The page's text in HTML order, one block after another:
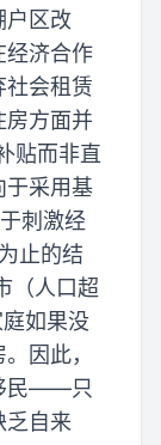
户区改
经济合作
社会租赁
房方面并
贴而非直
于采用基
刺激经
止的结
（人口超
如果没
因此，
民——只
乏自来